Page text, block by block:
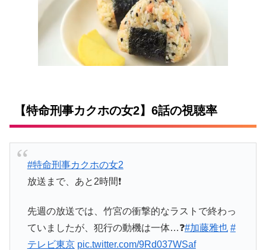
【特命刑事カクホの女2】6話の視聴率
#特命刑事カクホの女2
放送まで、あと2時間❗️
先週の放送では、竹宮の衝撃的なラストで終わっ
ていましたが、犯行の動機は一体…❓#加藤雅也 #
テレビ東京 pic.twitter.com/9Rd037WSaf